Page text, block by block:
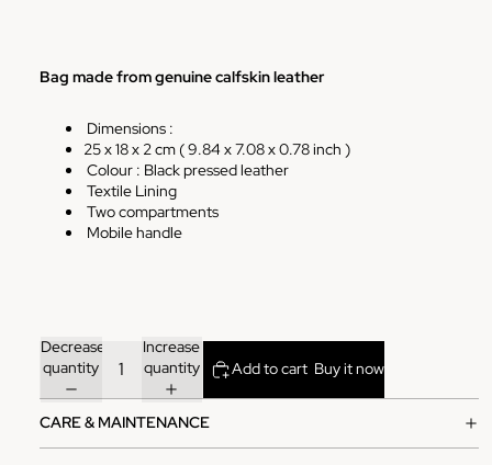
Bag made from genuine calfskin leather
Dimensions :
25x 18 x 2 cm ( 9.84 x 7.08 x 0.78 inch )
Colour : Black pressed leather
Textile Lining
Two compartments
Mobile handle
Decrease
quantity
Increase
quantity
Add to cart Buy it now
CARE & MAINTENANCE